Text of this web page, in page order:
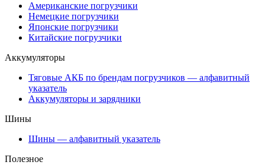
Американские погрузчики
Немецкие погрузчики
Японские погрузчики
Китайские погрузчики
Аккумуляторы
Тяговые АКБ по брендам погрузчиков — алфавитный
указатель
Аккумуляторы и зарядники
Шины
Шины — алфавитный указатель
Полезное